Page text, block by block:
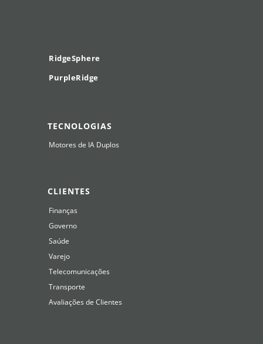
RidgeSphere
PurpleRidge
TECNOLOGIAS
Motores de IA Duplos
CLIENTES
Finanças
Governo
Saúde
Varejo
Telecomunicações
Transporte
Avaliações de Clientes